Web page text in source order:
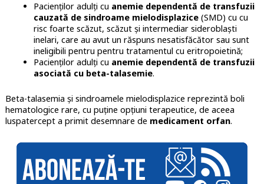
Pacienților adulți cu anemie dependentă de transfuzii
cauzată de sindroame mielodisplazice(SMD) cu cu
risc foarte scăzut, scăzut și intermediar sideroblaști
inelari, care au avut un răspuns nesatisfăcător sau sunt
ineligibili pentru pentru tratamentul cu eritropoietină;
Pacienților adulți cu anemie dependentă de transfuzii
asociată cu beta-talasemie.
Beta-talasemia și sindroamele mielodisplazice reprezintă boli
hematologice rare, cu puține opțiuni terapeutice, de aceea
luspatercept a primit desemnare de medicament orfan.